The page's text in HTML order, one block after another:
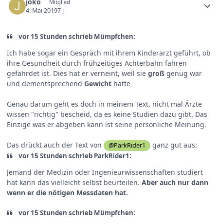
Mitglied
4. Mai 20197 j
vor 15 Stunden schrieb Mümpfchen:
Ich habe sogar ein Gespräch mit ihrem Kinderarzt geführt, ob
ihre Gesundheit durch frühzeitiges Achterbahn fahren
gefährdet ist. Dies hat er verneint, weil sie groß genug war
und dementsprechend Gewicht hatte
Genau darum geht es doch in meinem Text, nicht mal Ärzte
wissen "richtig" bescheid, da es keine Studien dazu gibt. Das
Einzige was er abgeben kann ist seine persönliche Meinung.
Das drückt auch der Text von @ParkRider1 ganz gut aus:
vor 15 Stunden schrieb ParkRider1:
Jemand der Medizin oder Ingenieurwissenschaften studiert
hat kann das vielleicht selbst beurteilen. Aber auch nur dann
wenn er die nötigen Messdaten hat.
vor 15 Stunden schrieb Mümpfchen: